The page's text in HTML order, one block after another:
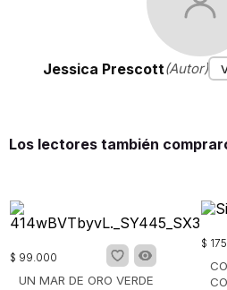
Jessica Prescott(Autor)
Los lectores también
$ 99.000
UN MAR DE ORO VERDE
$ 175